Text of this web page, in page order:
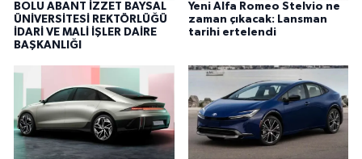
BOLU ABANT İZZET BAYSAL
ÜNİVERSİTESİ REKTÖRLÜĞÜ
İDARİ VE MALİ İŞLER DAİRE
BAŞKANLIĞI
Yeni Alfa Romeo Stelvio ne
zaman çıkacak: Lansman
tarihi ertelendi